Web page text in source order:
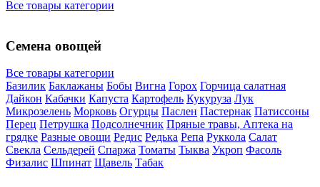
Все товары категории
Семена овощей
Все товары категории
Базилик Баклажаны Бобы Вигна Горох Горчица салатная
Дайкон Кабачки Капуста Картофель Кукуруза Лук
Микрозелень Морковь Огурцы Паслен Пастернак Патиссоны
Перец Петрушка Подсолнечник Пряные травы, Аптека на
грядке Разные овощи Редис Редька Репа Руккола Салат
Свекла Сельдерей Спаржа Томаты Тыква Укроп Фасоль
Физалис Шпинат Щавель Табак